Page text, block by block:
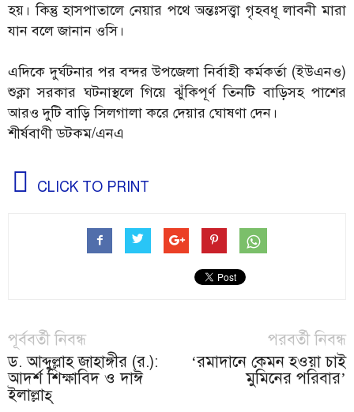
হয়। কিন্তু হাসপাতালে নেয়ার পথে অন্তঃসত্ত্বা গৃহবধূ লাবনী মারা
যান বলে জানান ওসি।
এদিকে দুর্ঘটনার পর বন্দর উপজেলা নির্বাহী কর্মকর্তা (ইউএনও)
শুক্লা সরকার ঘটনাস্থলে গিয়ে ঝুঁকিপূর্ণ তিনটি বাড়িসহ পাশের
আরও দুটি বাড়ি সিলগালা করে দেয়ার ঘোষণা দেন।
শীর্ষবাণী ডটকম/এনএ
CLICK TO PRINT
পূর্ববর্তী নিবন্ধ
ড. আব্দুল্লাহ জাহাঙ্গীর (র.):
আদর্শ শিক্ষাবিদ ও দাঈ
ইলাল্লাহ্
পরবর্তী নিবন্ধ
‘রমাদানে কেমন হওয়া চাই
মুমিনের পরিবার’